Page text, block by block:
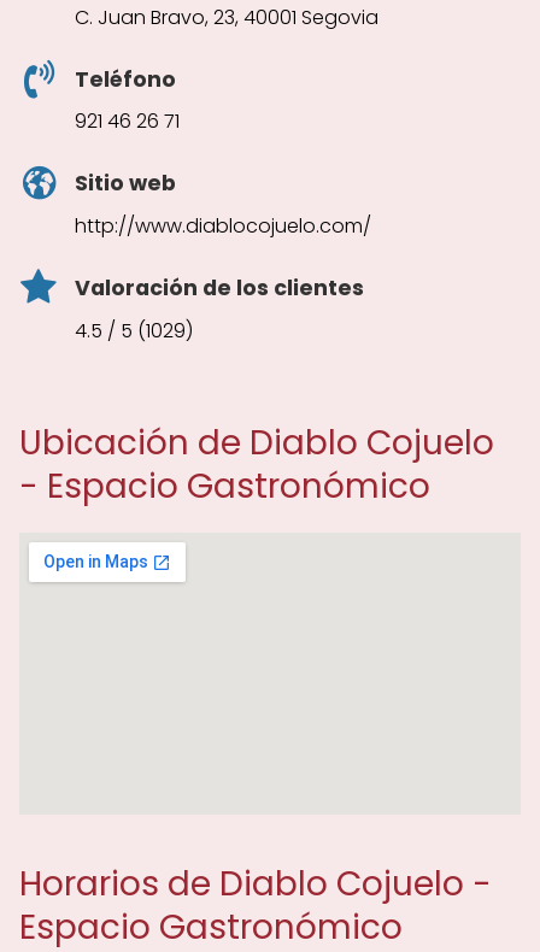
C. Juan Bravo, 23, 40001 Segovia
Teléfono
921 46 26 71
Sitio web
http://www.diablocojuelo.com/
Valoración de los clientes
4.5 / 5 (1029)
Ubicación de Diablo Cojuelo
- Espacio Gastronómico
Horarios de Diablo Cojuelo -
Espacio Gastronómico